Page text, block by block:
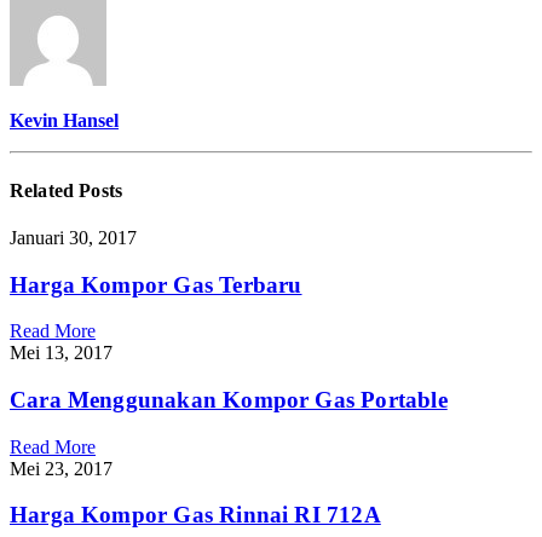
Kevin Hansel
RelatedPosts
Januari 30, 2017
Harga Kompor Gas Terbaru
Read More
Mei 13, 2017
Cara Menggunakan Kompor Gas Portable
Read More
Mei 23, 2017
Harga Kompor Gas Rinnai RI 712A